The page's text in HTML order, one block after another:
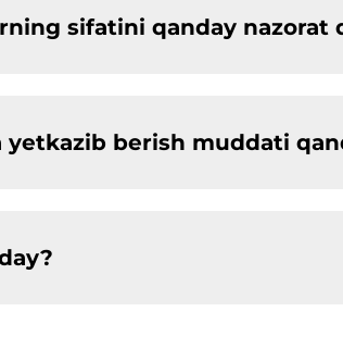
sifatini qanday nazorat
berish muddati